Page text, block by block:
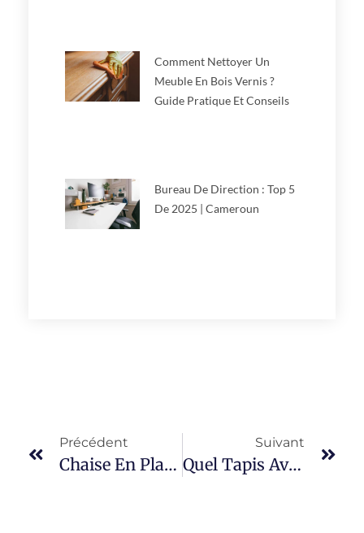
Comment Nettoyer Un
Meuble En Bois Vernis ?
Guide Pratique Et Conseils
Bureau De Direction : Top 5
De 2025 | Cameroun
Précédent
Chaise En Plastique : Le Top 3 Des Meilleurs Modèles En 2025
Suivant
Quel Tapis Avec Un Canapé Gris ? Trouvez La Parfaite Association !